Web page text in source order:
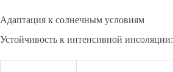
Адаптация к солнечным условиям
Устойчивость к интенсивной инсоляции: